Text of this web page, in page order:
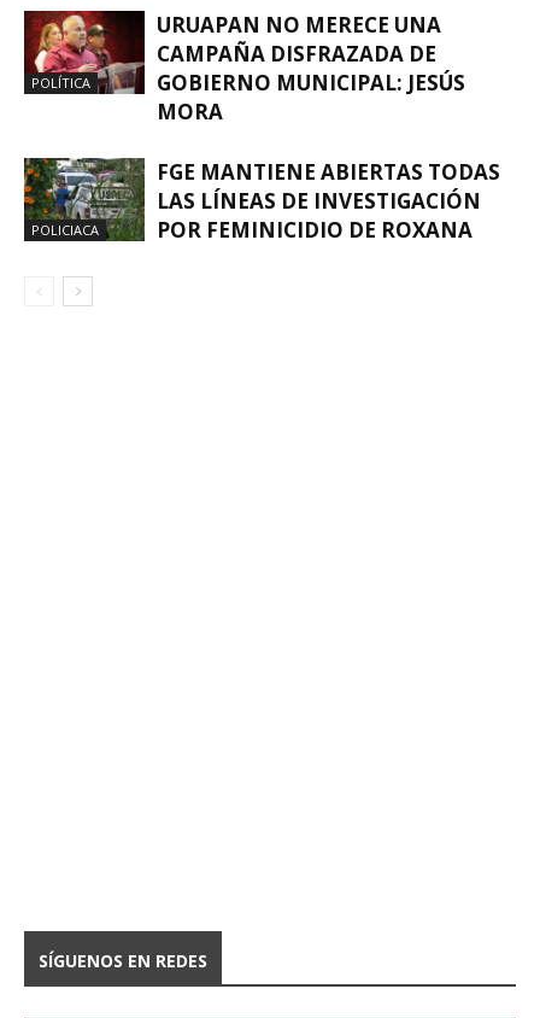
POLÍTICA
URUAPAN NO MERECE UNA
CAMPAÑA DISFRAZADA DE
GOBIERNO MUNICIPAL: JESÚS
MORA
POLICIACA
FGE MANTIENE ABIERTAS TODAS
LAS LÍNEAS DE INVESTIGACIÓN
POR FEMINICIDIO DE ROXANA
SÍGUENOS EN REDES